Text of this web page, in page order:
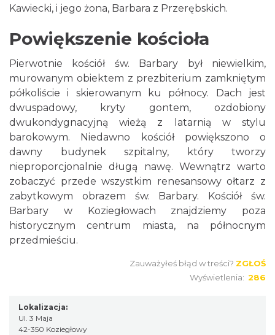
Kawiecki, i jego żona, Barbara z Przerębskich.
Powiększenie kościoła
Pierwotnie kościół św. Barbary był niewielkim,
murowanym obiektem z prezbiterium zamkniętym
półkoliście i skierowanym ku północy. Dach jest
dwuspadowy, kryty gontem, ozdobiony
dwukondygnacyjną wieżą z latarnią w stylu
barokowym. Niedawno kościół powiększono o
dawny budynek szpitalny, który tworzy
nieproporcjonalnie długą nawę. Wewnątrz warto
zobaczyć przede wszystkim renesansowy ołtarz z
zabytkowym obrazem św. Barbary. Kościół św.
Barbary w Koziegłowach znajdziemy poza
historycznym centrum miasta, na północnym
przedmieściu.
Zauważyłeś błąd w treści? ZGŁOŚ
Wyświetlenia: 286
Lokalizacja:
Ul. 3 Maja
42-350 Koziegłowy